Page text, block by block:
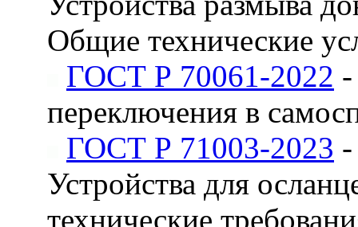
Общие технические
ГОСТ Р 70061-2022
переключения в
ГОСТ Р 71003-2023
Устройства для
технические